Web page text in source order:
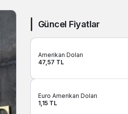
Güncel Fiyatlar
Amerikan Doları
47,57 TL
Euro Amerikan Doları
1,15 TL